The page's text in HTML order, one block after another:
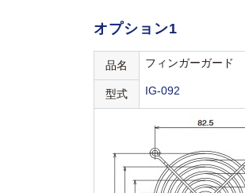
オプション1
品名 フィンガーガード
型式 IG-092